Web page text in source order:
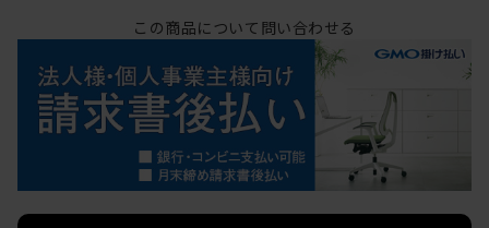
この商品について問い合わせる